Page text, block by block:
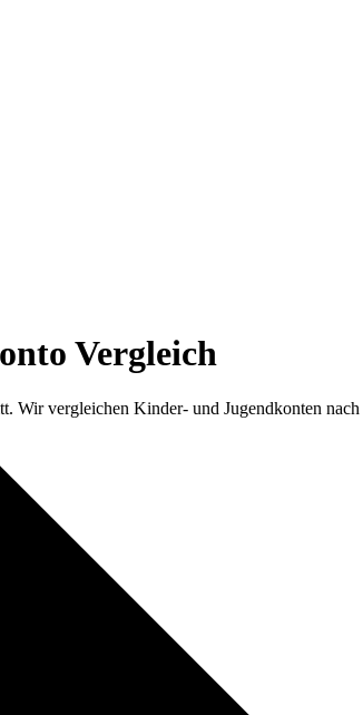
Vergleich
Wir vergleichen Kinder- und Jugendkonten nach